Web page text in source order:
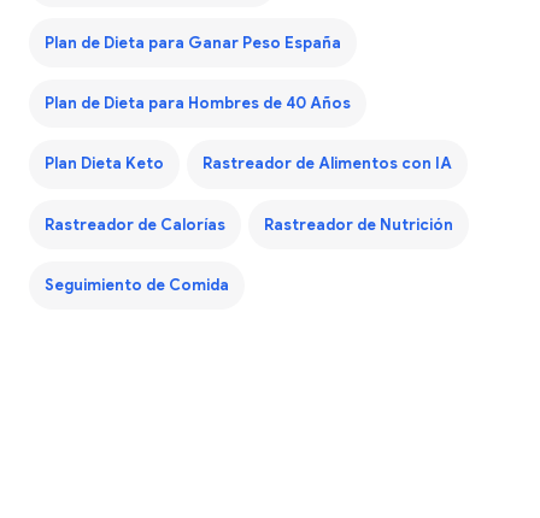
Plan de Dieta para Ganar Peso España
Plan de Dieta para Hombres de 40 Años
Plan Dieta Keto Rastreador de Alimentos con IA
Rastreador de Calorías Rastreador de Nutrición
Seguimiento de Comida